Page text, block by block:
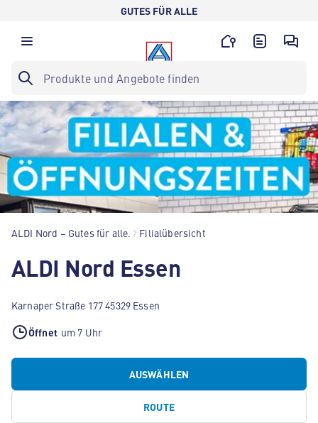
GUTES FÜR ALLE
ALDI Nord – Gutes für alle. Filialübersicht
ALDI Nord Essen
Karnaper Straße 177 45329 Essen
Öffnet um 7 Uhr
AUSWÄHLEN
ROUTE